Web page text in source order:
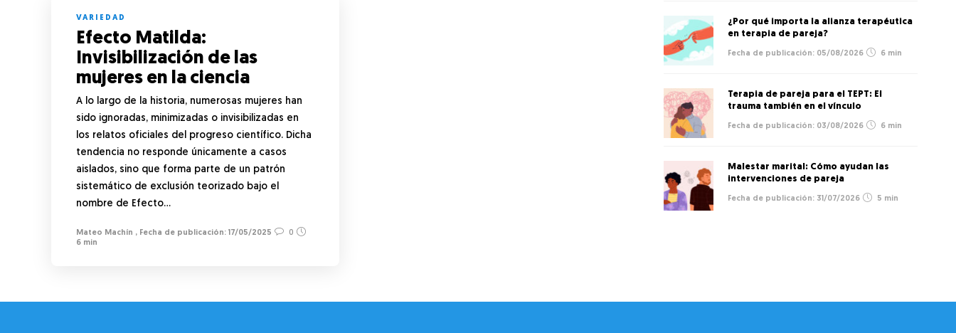
VARIEDAD
Efecto Matilda:
Invisibilización de las
mujeres en la ciencia
A lo largo de la historia, numerosas mujeres han
sido ignoradas, minimizadas o invisibilizadas en
los relatos oficiales del progreso científico. Dicha
tendencia no responde únicamente a casos
aislados, sino que forma parte de un patrón
sistemático de exclusión teorizado bajo el
nombre de Efecto…
Mateo Machín , 17/05/2025
0
6 min
¿Por qué importa la alianza terapéutica
en terapia de pareja?
05/08/2026 6 min
Terapia de pareja para el TEPT: El
trauma también en el vínculo
03/08/2026 6 min
Malestar marital: Cómo ayudan las
intervenciones de pareja
31/07/2026 5 min